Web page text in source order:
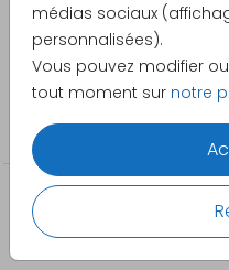
médias sociaux
personnalisées).
Vous pouvez modifier
tout moment sur notre
Créateur
Made for Moments
Catégorie
Cartes de remerciement